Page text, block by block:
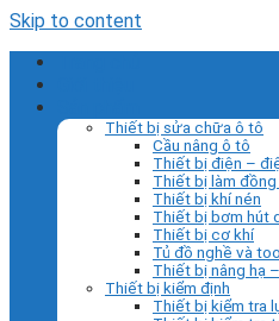
Skip to content
Thiết bị sửa chữa ô tô
Cầu nâng ô tô
Thiết bị điện –
Thiết bị làm đồng
Thiết bị khí nén
Thiết bị bơm hút
Thiết bị cơ khí
Tủ đồ nghề và
Thiết bị nâng hạ
Thiết bị kiểm định
Thiết bị kiểm tra